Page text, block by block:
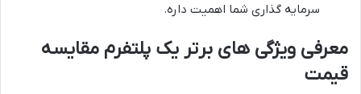
سرمایه گذاری شما اهمیت داره.
معرفی ویژگی های برتر یک پلتفرم مقایسه
قیمت